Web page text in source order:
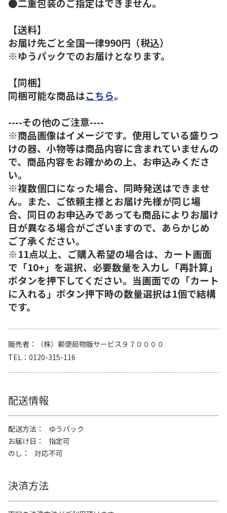
【送料】
お届け先ごと全国一律990円（税込）
※ゆうパックでのお届けとなります。
【同梱】
同梱可能な商品はこちら。
----その他のご注意----
※商品画像はイメージです。使用している盛りつ
けの器、小物等は商品内容に含まれていませんの
で、商品内容をお確かめの上、お申込みくださ
い。
※複数個口になった場合、同時発送はできませ
ん。また、ご依頼主様とお届け先様が同じ場
合、同日のお申込みであっても商品によりお届け
日が異なる場合がございますので、あらかじめ
ご了承ください。
※11点以上、ご購入希望の場合は、カート画面
で「10+」を選択、必要数量を入力し「再計算」
ボタンを押下してください。当画面での「カート
に入れる」ボタン押下時の数量選択は1個で結構
です。
販売者
（株）郵便局物販サービス９７００００
TEL
0120-315-116
配送情報
配送方法
ゆうパック
お届け日
指定可
のし
対応不可
決済方法